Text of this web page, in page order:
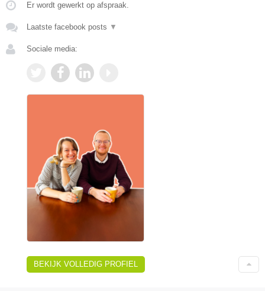
Er wordt gewerkt op afspraak.
Laatste facebook posts ▼
Sociale media:
BEKIJK VOLLEDIG PROFIEL